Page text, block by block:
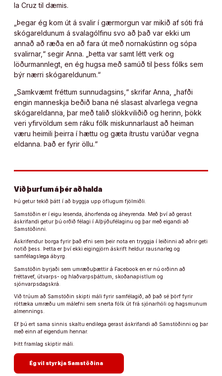
la Cruz til dæmis.
„Þegar ég kom út á svalir í gærmorgun var mikið af sóti frá
skógareldunum á svalagólfinu svo að það var ekki um
annað að ræða en að fara út með nornakústinn og sópa
svalirnar,“ segir Anna. „Þetta var samt létt verk og
löðurmannlegt, en ég hugsa með samúð til þess fólks sem
býr nærri skógareldunum.“
„Samkvæmt fréttum sunnudagsins,“ skrifar Anna, „hafði
engin manneskja beðið bana né slasast alvarlega vegna
skógareldanna, þar með talið slökkviliðið og herinn, þökk
veri yfirvöldum sem ráku fólk miskunnarlaust að heiman
væru heimili þeirra í hættu og gæta ítrustu varúðar vegna
eldanna. Það er fyrir öllu.“
Við þurfum á þér að halda
Þú getur tekið þátt í að byggja upp öflugum fjölmiðli.
Samstöðin er í eigu lesenda, áhorfenda og áheyrenda. Með því að gerast
áskrifandi getur þú orðið félagi í Alþýðufélaginu og þar með eigandi að
Samstöðinni.
Áskrifendur borga fyrir það efni sem þeir nota en tryggja í leiðinni að aðrir geti
notið þess. Þetta er því ekki eigingjörn áskrift heldur rausnarleg og
samfélagslega ábyrg.
Samstöðin byrjaði sem umræðuþættir á Facebook en er nú orðinn að
fréttavef, útvarps- og hlaðvarpsþáttum, skoðanapistlum og
sjónvarpsdagskrá.
Við trúum að Samstöðin skipti máli fyrir samfélagið, að það sé þörf fyrir
róttæka umræðu um málefni sem snerta fólk út frá sjónarhóli og hagsmunum
almennings.
Ef þú ert sama sinnis skaltu endilega gerast áskrifandi að Samstöðinni og þar
með einn af eigendum hennar.
Þitt framlag skiptir máli.
Ég vil styrkja Samstöðina